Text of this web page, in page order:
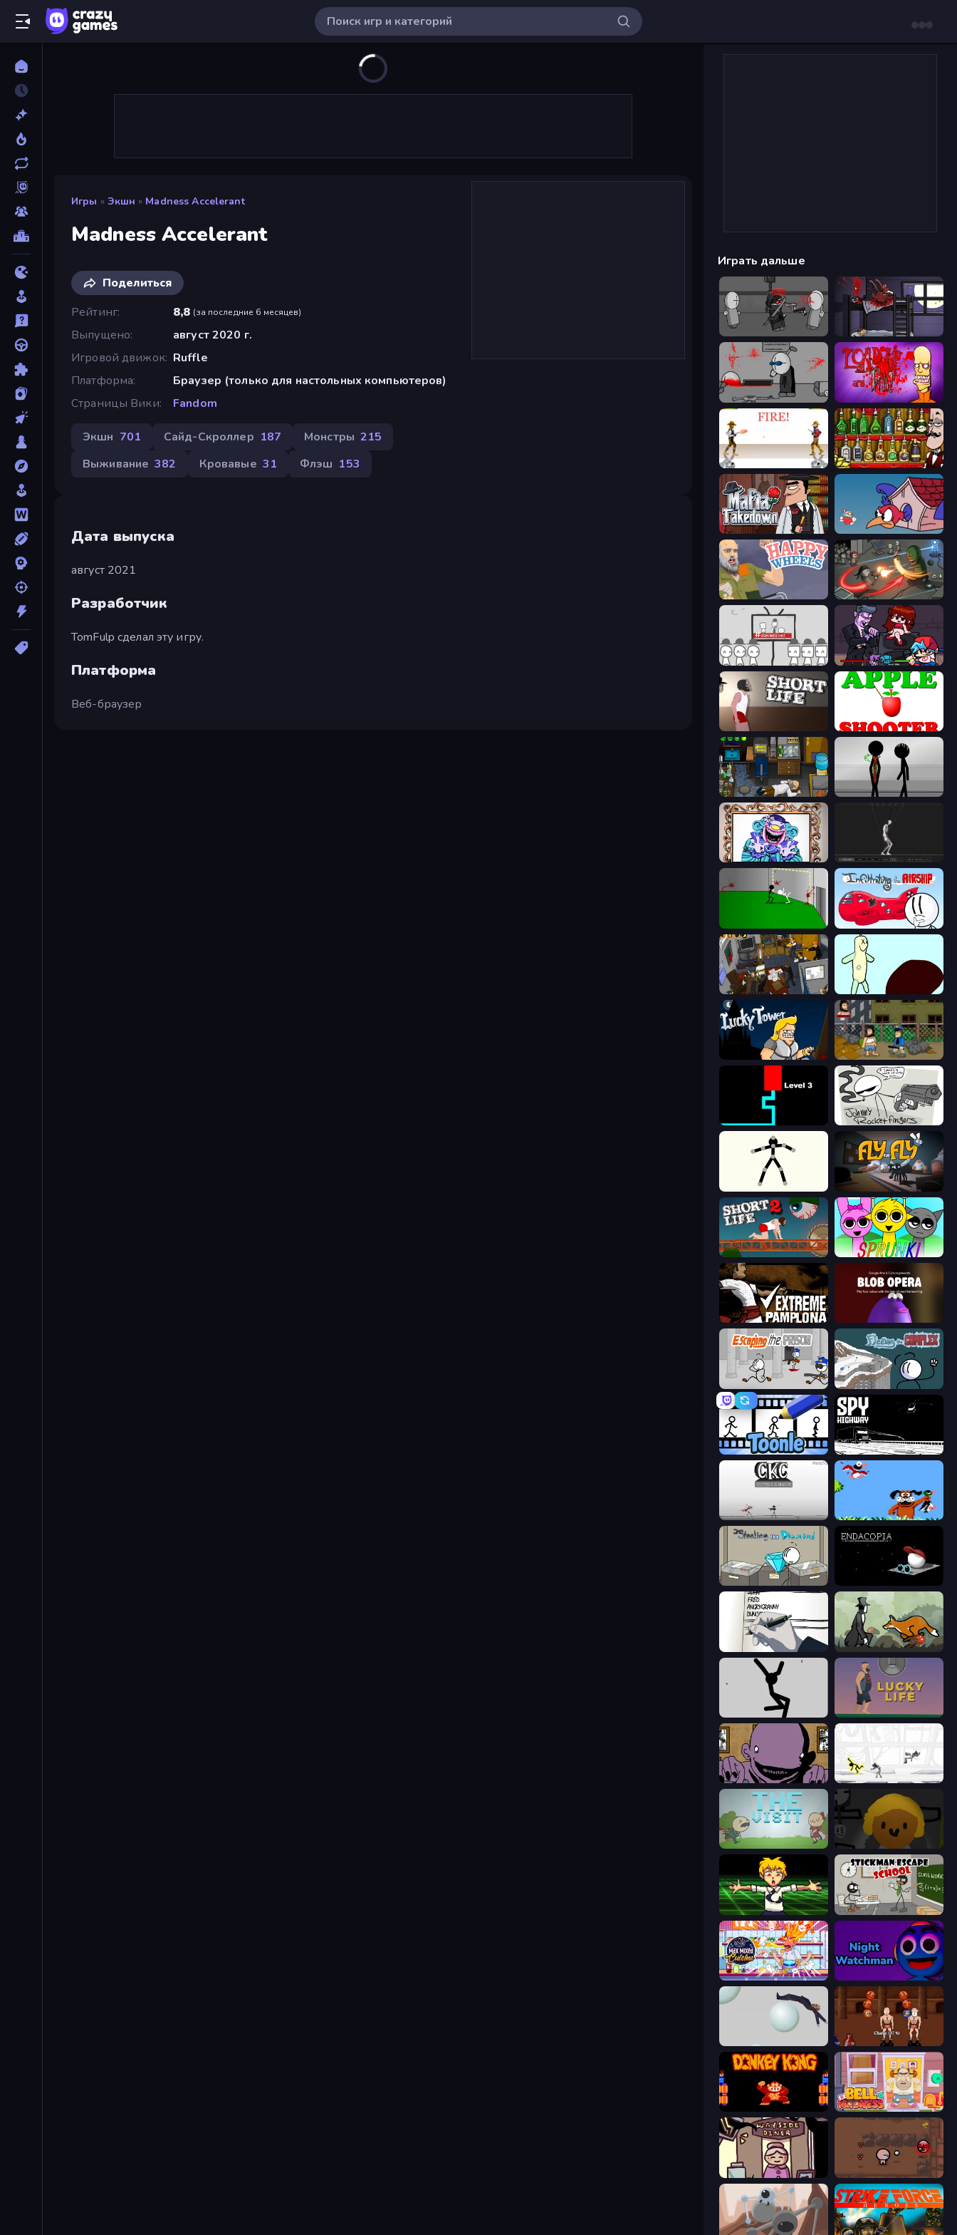
Игры » Экшн » Madness Accelerant
Madness Accelerant
Поделиться
Рейтинг
8,8 (за последние 6 месяцев)
Выпущено
август 2020 г.
Игровой движок Ruffle
Платформа
Браузер (только для настольных компьютеров)
Страницы Вики
Fandom
Экшн 701 Сайд-Скроллер 187 Монстры 215
Выживание 382 Кровавые 31 Флэш 153
Дата выпуска
август 2021
Разработчик
TomFulp сделал эту игру.
Платформа
Веб-браузер
Играть дальше
Madness Project Nexus The Visitor
Madness Deathwish Load Up and Kill
Gunblood Bartender The Right Mix
Mafia Takedown Cuphead
Happy Wheels Madness Online
We Become What We Behold Friday Night Funkin'
Short Life Apple Shooter
Foreign Creature Stick Figure Penalty 2
Exhibit of Sorrows Skeleton Simulator
Infiltrating the Airship
Foreign Creature 2 Doodieman Voodoo
Lucky Tower Hobo
Scary Maze Johnny Rocketfingers
Stick Animator Fly for Fly
Short Life 2 Sprunki
Extreme Pamplona Blob Opera
Escaping the Prison Fleeing the Complex
Toonle Spy Highway
Creative Kill Chamber Duck Hunt
Stealing the Diamond Endacopia
Death Note Type The Illusionist's Dream
Lucky Life
The Owner Is Dead Electric Man
The Visit
Chainsaw Dance Stickman Escape School
Max Mixed Cuisine
Bush Ragdoll Swords and Sandals 2
Donkey Kong Returns Bell Madness
Diner in the Storm The Binding of Isaac DEMO